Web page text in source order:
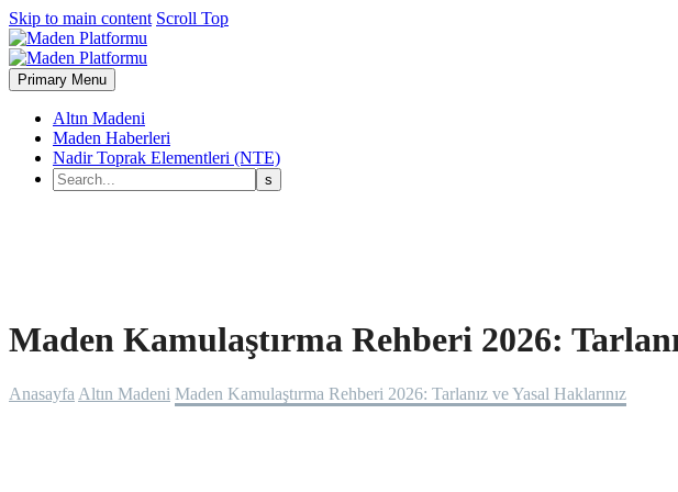
Skip to main content Scroll Top
Primary Menu
Altın Madeni
Maden Haberleri
Nadir Toprak Elementleri (NTE)
Maden Kamulaştırma Rehberi 2026:
Anasayfa Altın Madeni Maden Kamulaştırma Rehberi 2026: Tarlanız ve Yasal Haklarınız